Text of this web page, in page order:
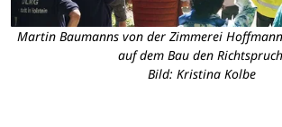
Martin Baumanns von der Zimmerei
auf dem Bau den
Bild: Kristina Kolbe